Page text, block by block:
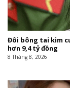
Đôi bông tai kim
hơn 9,4 tỷ đồng
8 Tháng 8, 2026